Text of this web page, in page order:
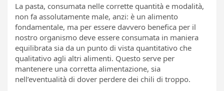
La pasta, consumata nelle corrette quantità e modalità,
non fa assolutamente male, anzi: è un alimento
fondamentale, ma per essere davvero benefica per il
nostro organismo deve essere consumata in maniera
equilibrata sia da un punto di vista quantitativo che
qualitativo agli altri alimenti. Questo serve per
mantenere una corretta alimentazione, sia
nell’eventualità di dover perdere dei chili di troppo.